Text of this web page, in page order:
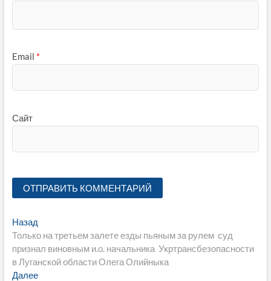
Email *
Сайт
Навигация
по
записям
НазадПредыдущая
запись:
Только на третьем залете езды пьяным за рулем суд
признал виновным и.о. начальника Укртрансбезопасности
в Луганской области Олега Олийныка
ДалееСледующая